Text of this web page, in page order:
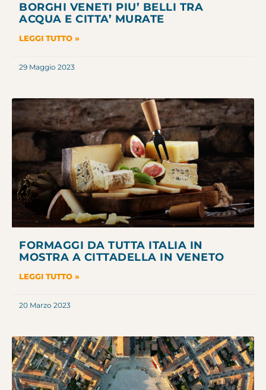
BORGHI VENETI PIU’ BELLI TRA
ACQUA E CITTA’ MURATE
LEGGI TUTTO »
29 Maggio 2023
FORMAGGI DA TUTTA ITALIA IN
MOSTRA A CITTADELLA IN VENETO
LEGGI TUTTO »
20 Marzo 2023